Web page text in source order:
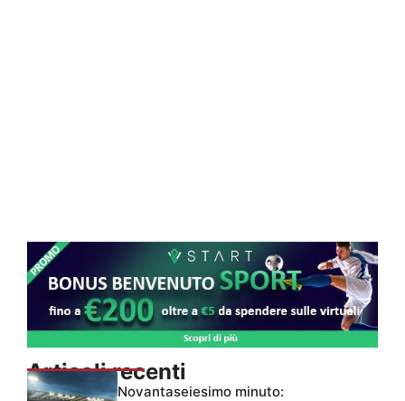
Articoli recenti
Novantaseiesimo minuto: